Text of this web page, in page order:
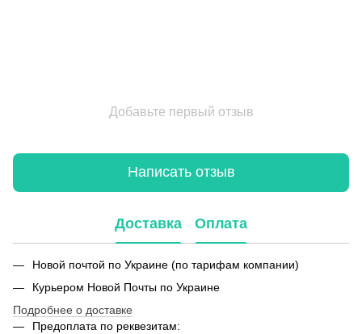
Добавьте первый отзыв
Написать отзыв
Доставка Оплата
Новой почтой по Украине (по тарифам компании)
Курьером Новой Почты по Украине
Подробнее о доставке
Предоплата по реквезитам: